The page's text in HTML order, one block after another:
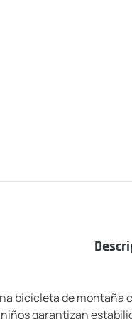
bicicleta de
garantizan